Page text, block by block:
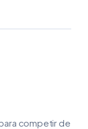
competir de